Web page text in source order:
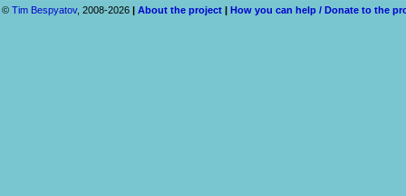
© Tim Bespyatov, 2008-2026 About the project How you can help / Donate to the